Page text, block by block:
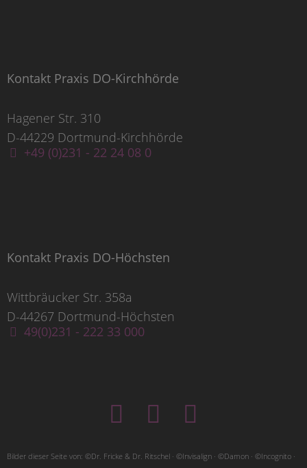
Kontakt Praxis DO-Kirchhörde
Hagener Str. 310
D-44229 Dortmund-Kirchhörde
+49 (0)231 - 22 24 08 0
Kontakt Praxis DO-Höchsten
Wittbräucker Str. 358a
D-44267 Dortmund-Höchsten
49(0)231 - 222 33 000
Bilder dieser Seite von: ©Dr. Fricke & Dr. Ritschel · ©Invisalign · ©Damon · ©Incognito ·